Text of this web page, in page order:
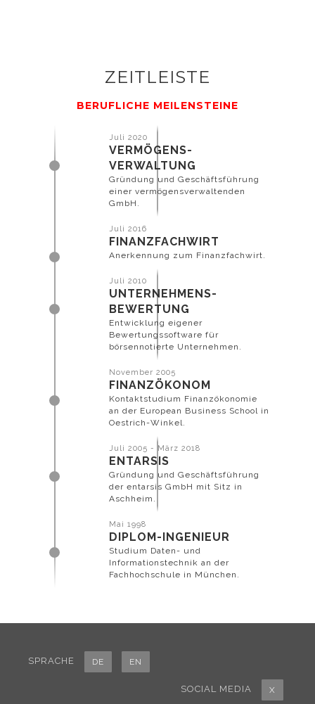
DatenschutzerklärungZEITLEISTE
BERUFLICHE MEILENSTEINE
Juli 2020
VERMÖGENS-
VERWALTUNG
Gründung und Geschäftsführung
einer vermögensverwaltenden
GmbH.
Juli 2016
FINANZFACHWIRT
Anerkennung zum Finanzfachwirt.
Juli 2010
UNTERNEHMENS-
BEWERTUNG
Entwicklung eigener
Bewertungssoftware für
börsennotierte Unternehmen.
November 2005
FINANZÖKONOM
Kontaktstudium Finanzökonomie
an der European Business School in
Oestrich-Winkel.
Juli 2005 - März 2018
ENTARSIS
Gründung und Geschäftsführung
der entarsis GmbH mit Sitz in
Aschheim.
Mai 1998
DIPLOM-INGENIEUR
Studium Daten- und
Informationstechnik an der
Fachhochschule in München.
SPRACHE DE EN
SOCIAL MEDIA X